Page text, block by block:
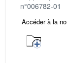
n°006782-01
Accéder à la